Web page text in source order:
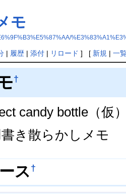
モ
| 履歴| 添付| リロード ] [ 新規 | 一
†
candy bottle（仮
き散らかしメモ
ス†